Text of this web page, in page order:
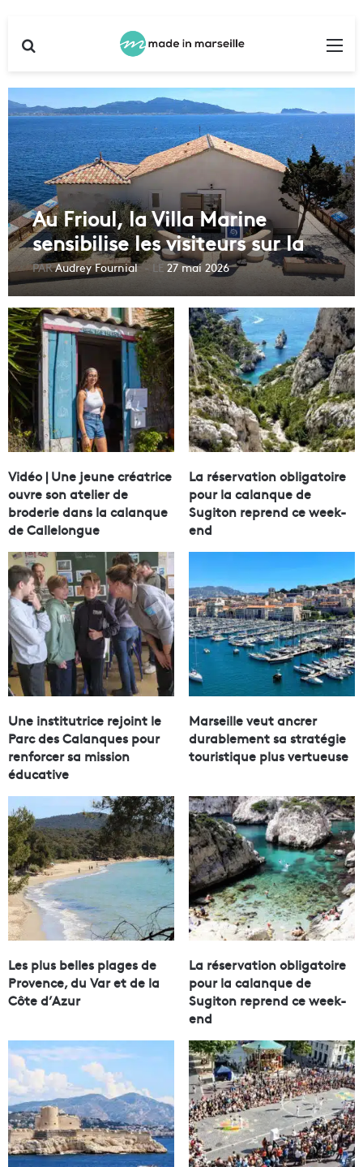
Au Frioul, la Villa Marine
sensibilise les visiteurs sur la
biodiversité
Audrey Fournial 27 mai 2026
Vidéo | Une jeune créatrice
ouvre son atelier de
broderie dans la calanque
de Callelongue
La réservation obligatoire
pour la calanque de
Sugiton reprend ce week-
end
Une institutrice rejoint le
Parc des Calanques pour
renforcer sa mission
éducative
Marseille veut ancrer
durablement sa stratégie
touristique plus vertueuse
Les plus belles plages de
Provence, du Var et de la
Côte d’Azur
La réservation obligatoire
pour la calanque de
Sugiton reprend ce week-
end